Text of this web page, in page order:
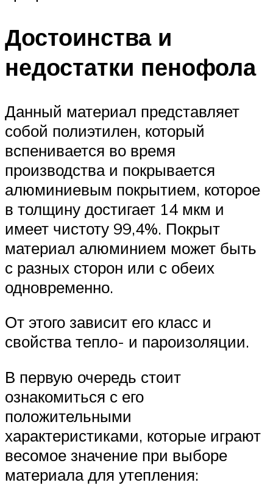
Достоинства и
недостатки пенофола
Данный материал представляет
собой полиэтилен, который
вспенивается во время
производства и покрывается
алюминиевым покрытием, которое
в толщину достигает 14 мкм и
имеет чистоту 99,4%. Покрыт
материал алюминием может быть
с разных сторон или с обеих
одновременно.
От этого зависит его класс и
свойства тепло- и пароизоляции.
В первую очередь стоит
ознакомиться с его
положительными
характеристиками, которые играют
весомое значение при выборе
материала для утепления: